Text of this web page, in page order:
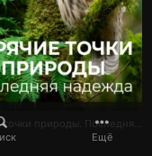
Ещё